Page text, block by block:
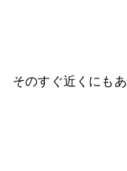
そのすぐ近くにも